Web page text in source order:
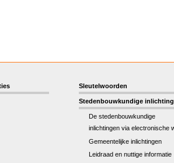
Sleutelwoorden
Stedenbouwkundige
De stedenbouwkundige
inlichtingen via electronische
Gemeentelijke inlichtingen
Leidraad en nuttige informatie